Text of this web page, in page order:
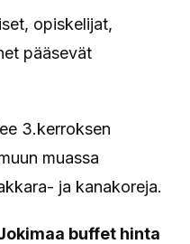
opiskelijat,
pääsevät
3.kerroksen
muassa
ja kanakoreja.
buffet hinta